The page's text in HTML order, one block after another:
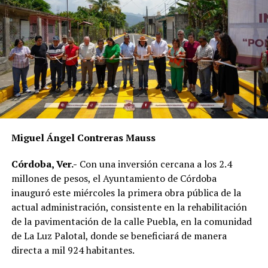
Como parte del fortalecimiento institucional, el
Ayuntamiento también informó que recientemente
fueron incorporadas nuevas unidades vehiculares para
ampliar la capacidad operativa de la corporación. Dos de
esos vehículos fueron asignados a la Policía de
Proximidad de Género, área encargada de atender casos
de violencia contra las mujeres y otros grupos en
situación de vulnerabilidad.
En el acto participaron integrantes del Cabildo, mandos
policiacos y personal de las distintas áreas de Seguridad
Pública Municipal, quienes presenciaron la entrega del
nuevo equipamiento.
Con estas acciones, el gobierno municipal busca
fortalecer la capacidad de respuesta de las
corporaciones de seguridad y mejorar las condiciones en
las que desempeñan sus labores los elementos
Miguel Ángel Contreras Mauss
Córdoba, Ver.- Con una inversión cercana a los 2.4
millones de pesos, el Ayuntamiento de Córdoba
inauguró este miércoles la primera obra pública de la
actual administración, consistente en la rehabilitación
de la pavimentación de la calle Puebla, en la comunidad
de La Luz Palotal, donde se beneficiará de manera
directa a mil 924 habitantes.